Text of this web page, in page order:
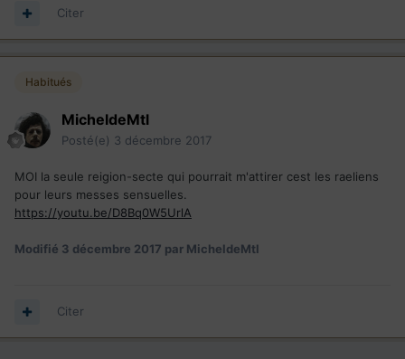
Citer
Habitués
MicheldeMtl
Posté(e) 3 décembre 2017
MOI la seule reigion-secte qui pourrait m'attirer cest les raeliens
pour leurs messes sensuelles.
https://youtu.be/D8Bq0W5UrlA
Modifié 3 décembre 2017 par MicheldeMtl
Citer